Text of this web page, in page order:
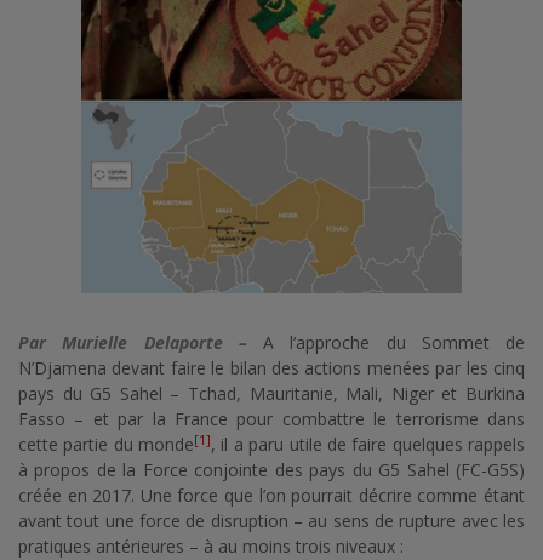
Par Murielle Delaporte –
A l’approche du Sommet de
N’Djamena devant faire le bilan des actions menées par les cinq
pays du G5 Sahel – Tchad, Mauritanie, Mali, Niger et Burkina
Fasso – et par la France pour combattre le terrorisme dans
cette partie du monde[1], il a paru utile de faire quelques rappels
à propos de la Force conjointe des pays du G5 Sahel (FC-G5S)
créée en 2017. Une force que l’on pourrait décrire comme étant
avant tout une force de disruption – au sens de rupture avec les
pratiques antérieures – à au moins trois niveaux :